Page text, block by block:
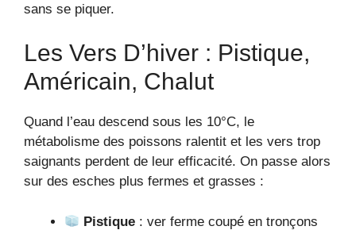
sans se piquer.
Les Vers D’hiver : Pistique,
Américain, Chalut
Quand l’eau descend sous les 10°C, le
métabolisme des poissons ralentit et les vers trop
saignants perdent de leur efficacité. On passe alors
sur des esches plus fermes et grasses :
Pistique : ver ferme coupé en tronçons